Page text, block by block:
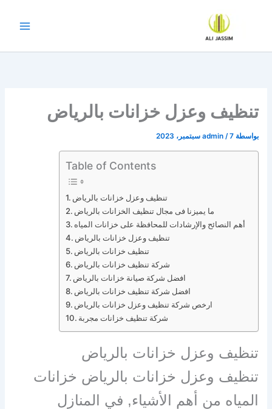
تنظيف وعزل خزانات بالرياض
بواسطة admin /7 سبتمبر، 2023
Table of Contents
تنظيف وعزل خزانات بالرياض
ما يميزنا فى مجال تنظيف الخزانات بالرياض
أهم النصائح والإرشادات للمحافظة على خزانات المياه
تنظيف وعزل خزانات بالرياض
تنظيف خزانات بالرياض
شركة تنظيف خزانات بالرياض
افضل شركة صيانة خزانات بالرياض
افضل شركة تنظيف خزانات بالرياض
ارخص شركة تنظيف وعزل خزانات بالرياض
شركة تنظيف خزانات مجربة
تنظيف وعزل خزانات بالرياض
تنظيف وعزل خزانات بالرياض خزانات
المياه من أهم الأشياء, في المنازل